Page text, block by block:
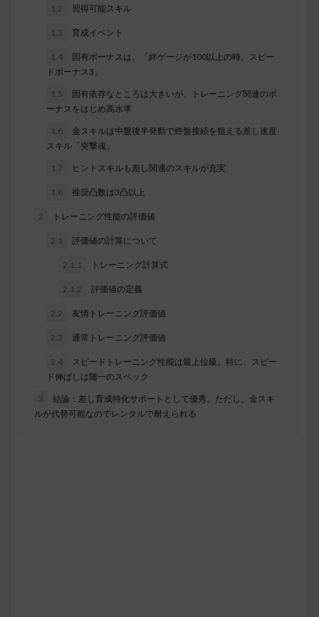
1.2 習得可能スキル
1.3 育成イベント
1.4
固有ボーナスは、「絆ゲージが100以上の時、スピー
ドボーナス3」
1.5
固有依存なところは大きいが、トレーニング関連のボ
ーナスをはじめ高水準
1.6
金スキルは中盤後半発動で終盤接続を狙える差し速度
スキル「突撃魂」
1.7 ヒントスキルも差し関連のスキルが充実
1.8 推奨凸数は3凸以上
2 トレーニング性能の評価値
2.1 評価値の計算について
2.1.1 トレーニング計算式
2.1.2 評価値の定義
2.2 友情トレーニング評価値
2.3 通常トレーニング評価値
2.4
スピードトレーニング性能は最上位級。特に、スピー
ド伸ばしは随一のスペック
3
結論：差し育成特化サポートとして優秀。ただし、金スキ
ルが代替可能なのでレンタルで耐えられる